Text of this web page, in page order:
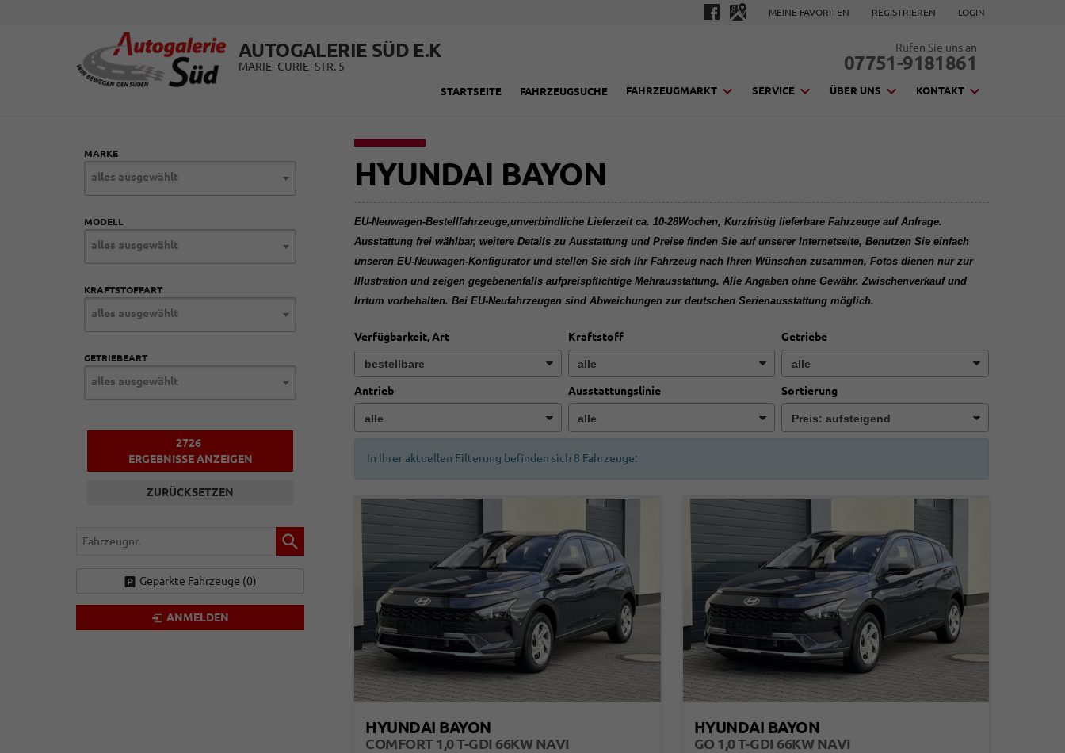
MEINE FAVORITEN REGISTRIEREN LOGIN
AUTOGALERIE SÜD E.K
MARIE- CURIE- STR. 5
Rufen Sie uns an
07751-9181861
STARTSEITE FAHRZEUGSUCHE FAHRZEUGMARKT SERVICE ÜBER UNS KONTAKT
HYUNDAI BAYON
EU-Neuwagen-Bestellfahrzeuge,unverbindliche Lieferzeit ca. 10-28Wochen, Kurzfristig lieferbare Fahrzeuge auf Anfrage.
Ausstattung frei wählbar, weitere Details zu Ausstattung und Preise finden Sie auf unserer Internetseite, Benutzen Sie einfach
unseren EU-Neuwagen-Konfigurator und stellen Sie sich Ihr Fahrzeug nach Ihren Wünschen zusammen, Fotos dienen nur zur
Illustration und zeigen gegebenenfalls aufpreispflichtige Mehrausstattung. Alle Angaben ohne Gewähr. Zwischenverkauf und
Irrtum vorbehalten. Bei EU-Neufahrzeugen sind Abweichungen zur deutschen Serienausstattung möglich.
Verfügbarkeit, Art Kraftstoff Getriebe
Antrieb Ausstattungslinie Sortierung
In Ihrer aktuellen Filterung befinden sich 8 Fahrzeuge:
HYUNDAI BAYON
COMFORT 1,0 T-GDI 66KW NAVI
HYUNDAI BAYON
GO 1,0 T-GDI 66KW NAVI
MARKE
alles ausgewählt
MODELL
alles ausgewählt
KRAFTSTOFFART
alles ausgewählt
GETRIEBEART
alles ausgewählt
2726
ERGEBNISSE ANZEIGEN
ZURÜCKSETZEN
Fahrzeugnr.
Geparkte Fahrzeuge (0)
ANMELDEN